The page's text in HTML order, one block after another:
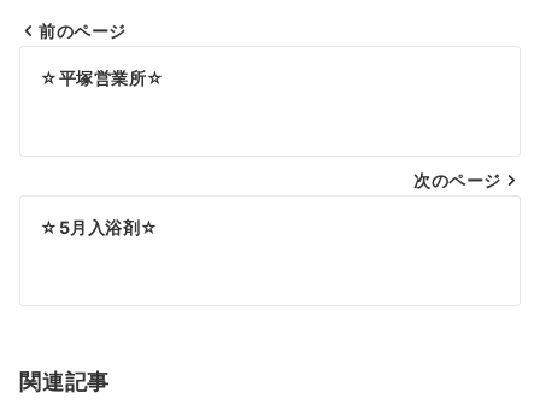
ビ
ゲ
シ
ン
前のページ
☆平塚営業所☆
次のページ
☆5月入浴剤☆
関連記事